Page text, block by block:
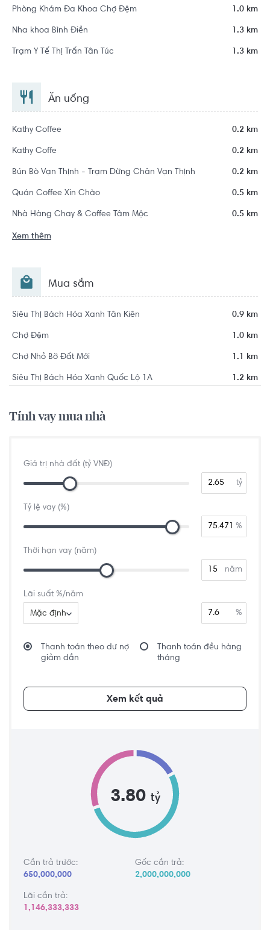
Phòng Khám Đa Khoa Chợ Đệm 1.0 km
Nha khoa Bình Điền 1.3 km
Trạm Y Tế Thị Trấn Tân Túc 1.3 km
Ăn uống
Kathy Coffee 0.2 km
Kathy Coffe 0.2 km
Bún Bò Vạn Thịnh - Trạm Dừng Chân Vạn Thịnh 0.2 km
Quán Coffee Xin Chào 0.5 km
Nhà Hàng Chay & Coffee Tâm Mộc 0.5 km
Xem thêm
Mua sắm
Siêu Thị Bách Hóa Xanh Tân Kiên 0.9 km
Chợ Đệm 1.0 km
Chợ Nhỏ Bờ Đất Mới 1.1 km
Siêu Thị Bách Hóa Xanh Quốc Lộ 1A 1.2 km
Tính vay mua nhà
Giá trị nhà đất (tỷ VNĐ)
tỷ
Tỷ lệ vay (%)
%
Thời hạn vay (năm)
năm
Lãi suất %/năm
Mặc định %
Thanh toán theo dư nợ
giảm dần
Thanh toán đều hàng
tháng
Xem kết quả
3.80 tỷ
Cần trả trước:
650,000,000
Gốc cần trả:
2,000,000,000
Lãi cần trả:
1,146,333,333